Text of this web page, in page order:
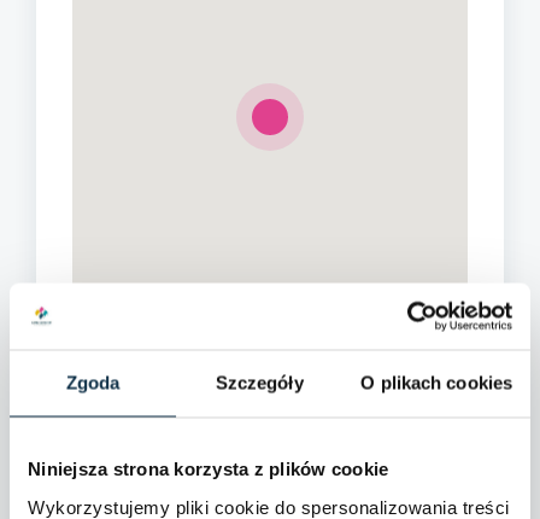
Zgoda Szczegóły O plikach cookies
Niniejsza strona korzysta z plików cookie
Wykorzystujemy pliki cookie do spersonalizowania treści